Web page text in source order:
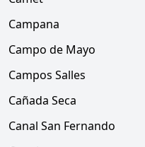
Campana
Campo de Mayo
Campos Salles
Cañada Seca
Canal San Fernando